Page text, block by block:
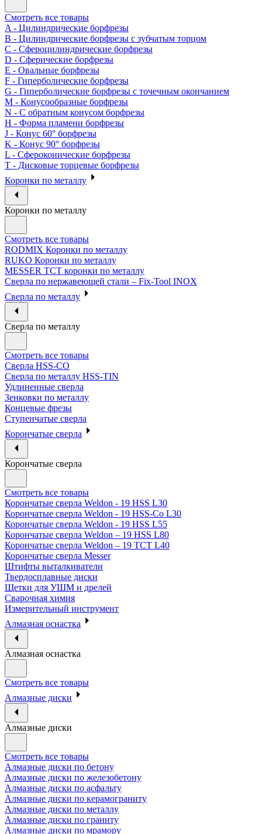
Смотреть все товары
A - Цилиндрические борфрезы
B - Цилиндрические борфрезы с зубчатым торцом
C - Сфероцилиндрические борфрезы
D - Сферические борфрезы
E - Овальные борфрезы
F - Гиперболические борфрезы
G - Гиперболические борфрезы с точечным окончанием
M - Конусообразные борфрезы
N - С обратным конусом борфрезы
H - Форма пламени борфрезы
J - Конус 60° борфрезы
K - Конус 90° борфрезы
L - Сфероконические борфрезы
T - Дисковые торцевые борфрезы
Коронки по металлу
Коронки по металлу
Смотреть все товары
RODMIX Коронки по металлу
RUKO Коронки по металлу
MESSER ТСТ коронки по металлу
Сверла по нержавеющей стали – Fix-Tool INOX
Сверла по металлу
Сверла по металлу
Смотреть все товары
Сверла HSS-CO
Сверла по металлу HSS-TIN
Удлиненные сверла
Зенковки по металлу
Концевые фрезы
Ступенчатые сверла
Корончатые сверла
Корончатые сверла
Смотреть все товары
Корончатые сверла Weldon - 19 HSS L30
Корончатые сверла Weldon - 19 HSS-Co L30
Корончатые сверла Weldon - 19 HSS L55
Корончатые сверла Weldon – 19 HSS L80
Корончатые сверла Weldon – 19 TCT L40
Корончатые сверла Messer
Штифты выталкиватели
Твердосплавные диски
Щетки для УШМ и дрелей
Сварочная химия
Измерительный инструмент
Алмазная оснастка
Алмазная оснастка
Смотреть все товары
Алмазные диски
Алмазные диски
Смотреть все товары
Алмазные диски по бетону
Алмазные диски по железобетону
Алмазные диски по асфальту
Алмазные диски по керамограниту
Алмазные диски по металлу
Алмазные диски по граниту
Алмазные диски по мрамору